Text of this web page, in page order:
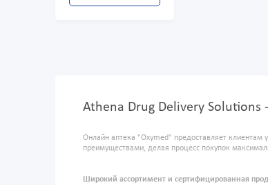
Athena Drug Delivery Solutions
Онлайн аптека "Oxymed" предоставляет клиентам
преимуществами, делая процесс покупок
Широкий ассортимент и сертифицированная